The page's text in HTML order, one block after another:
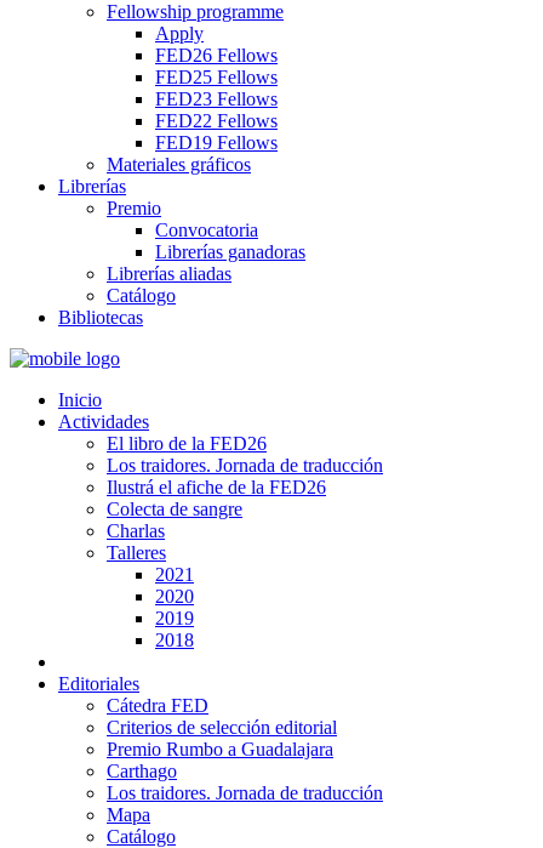
Fellowship programme
Apply
FED26 Fellows
FED25 Fellows
FED23 Fellows
FED22 Fellows
FED19 Fellows
Materiales gráficos
Librerías
Premio
Convocatoria
Librerías ganadoras
Librerías aliadas
Catálogo
Bibliotecas
Inicio
Actividades
El libro de la FED26
Los traidores. Jornada de traducción
Ilustrá el afiche de la FED26
Colecta de sangre
Charlas
Talleres
2021
2020
2019
2018
Editoriales
Cátedra FED
Criterios de selección editorial
Premio Rumbo a Guadalajara
Carthago
Los traidores. Jornada de traducción
Mapa
Catálogo